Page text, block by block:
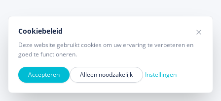
Cookiebeleid
Deze website gebruikt cookies om uw ervaring te verbeteren en
goed te functioneren.
Accepteren Alleen noodzakelijk Instellingen